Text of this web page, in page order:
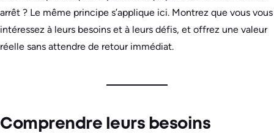
arrêt ? Le même principe s’applique ici. Montrez que vous vous
intéressez à leurs besoins et à leurs défis, et offrez une valeur
réelle sans attendre de retour immédiat.
Comprendre leurs besoins